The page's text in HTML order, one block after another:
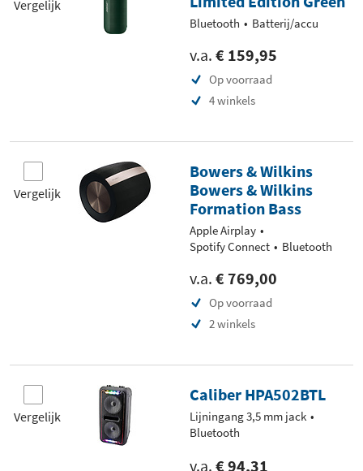
Vergelijk
Bluetooth Batterij/accu
v.a. € 159,95
Op voorraad
4 winkels
Vergelijk
Bowers & Wilkins
Bowers & Wilkins
Formation Bass
Apple Airplay
Spotify Connect
Bluetooth
v.a. € 769,00
Op voorraad
2 winkels
Vergelijk
Caliber HPA502BTL
Lijningang 3,5 mm jack
Bluetooth
v.a. € 94,31